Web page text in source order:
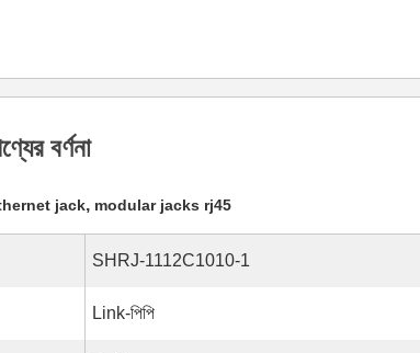
বর্ণনা
jack, modular jacks rj45
SHRJ-1112C1010-1
Link-পিপি